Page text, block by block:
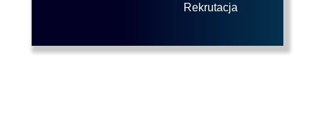
Rekrutacja